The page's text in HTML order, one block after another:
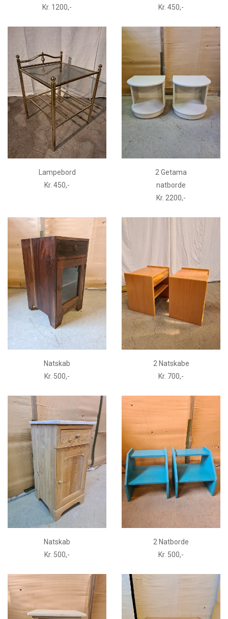
Kr. 1200,- Kr. 450,-
Lampebord
Kr. 450,-
2 Getama
natborde
Kr. 2200,-
Natskab
Kr. 500,-
2 Natskabe
Kr. 700,-
Natskab
Kr. 500,-
2 Natborde
Kr. 500,-